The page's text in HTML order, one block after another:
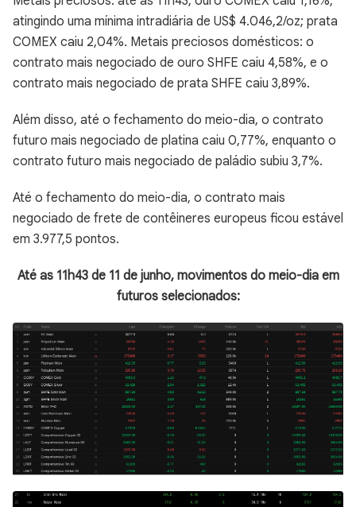
atingindo uma mínima intradiária de US$ 4.046,2/oz; prata
COMEX caiu 2,04%. Metais preciosos domésticos: o
contrato mais negociado de ouro SHFE caiu 4,58%, e o
contrato mais negociado de prata SHFE caiu 3,89%.
Além disso, até o fechamento do meio-dia, o contrato
futuro mais negociado de platina caiu 0,77%, enquanto o
contrato futuro mais negociado de paládio subiu 3,7%.
Até o fechamento do meio-dia, o contrato mais
negociado de frete de contêineres europeus ficou estável
em 3.977,5 pontos.
Até as 11h43 de 11 de junho, movimentos do meio-dia em
futuros selecionados: